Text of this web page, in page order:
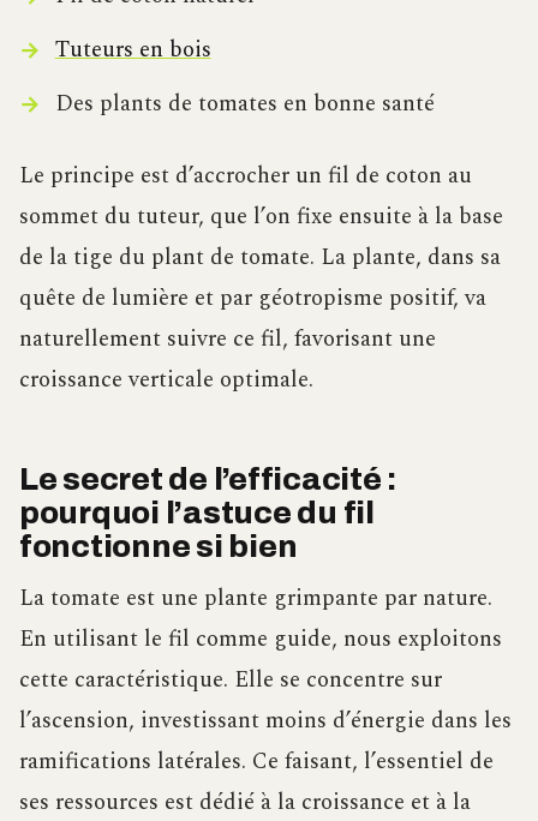
Tuteurs en bois
Des plants de tomates en bonne santé
Le principe est d’accrocher un fil de coton au
sommet du tuteur, que l’on fixe ensuite à la base
de la tige du plant de tomate. La plante, dans sa
quête de lumière et par géotropisme positif, va
naturellement suivre ce fil, favorisant une
croissance verticale optimale.
Le secret de l’efficacité :
pourquoi l’astuce du fil
fonctionne si bien
La tomate est une plante grimpante par nature.
En utilisant le fil comme guide, nous exploitons
cette caractéristique. Elle se concentre sur
l’ascension, investissant moins d’énergie dans les
ramifications latérales. Ce faisant, l’essentiel de
ses ressources est dédié à la croissance et à la